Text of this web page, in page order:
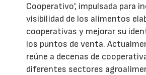
Cooperativo', impulsada para
visibilidad de los alimentos
cooperativas y mejorar su
los puntos de venta.
reúne a decenas de
diferentes sectores